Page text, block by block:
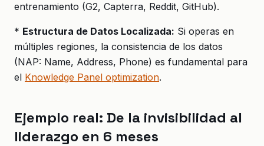
entrenamiento (G2, Capterra, Reddit, GitHub).
* Estructura de Datos Localizada: Si operas en
múltiples regiones, la consistencia de los datos
(NAP: Name, Address, Phone) es fundamental para
el Knowledge Panel optimization.
Ejemplo real: De la invisibilidad al
liderazgo en 6 meses